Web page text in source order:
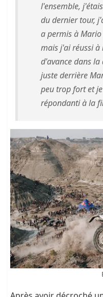
l'ensemble,
du dernier tour,
a permis à
mais j'ai réussi à
d'avance dans la
juste derrière
peu trop fort et
répondanti à la